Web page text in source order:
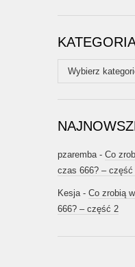
Kategoria
pzaremba- Co
czas 666? – część
Kesja- Co zrobią
666? – część 2